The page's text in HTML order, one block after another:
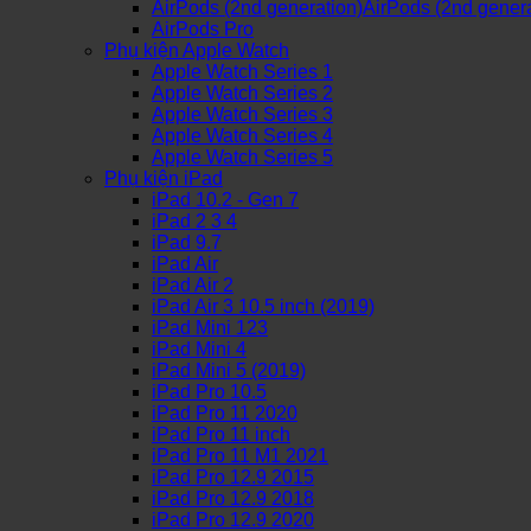
AirPods (2nd generation)AirPods (2nd
AirPods Pro
Phụ kiện Apple Watch
Apple Watch Series 1
Apple Watch Series 2
Apple Watch Series 3
Apple Watch Series 4
Apple Watch Series 5
Phụ kiện iPad
iPad 10.2 - Gen 7
iPad 2 3 4
iPad 9.7
iPad Air
iPad Air 2
iPad Air 3 10.5 inch (2019)
iPad Mini 123
iPad Mini 4
iPad Mini 5 (2019)
iPad Pro 10.5
iPad Pro 11 2020
iPad Pro 11 inch
iPad Pro 11 M1 2021
iPad Pro 12.9 2015
iPad Pro 12.9 2018
iPad Pro 12.9 2020